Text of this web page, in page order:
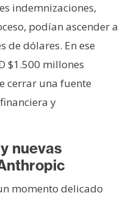
indemnizaciones,
podían ascender a
de dólares. En ese
$1.500 millones
cerrar una fuente
y
nuevas
momento delicado